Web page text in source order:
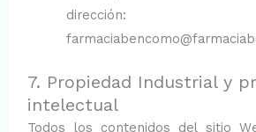
dirección:
7. Propiedad Industrial y
intelectual
Todos los contenidos del sitio